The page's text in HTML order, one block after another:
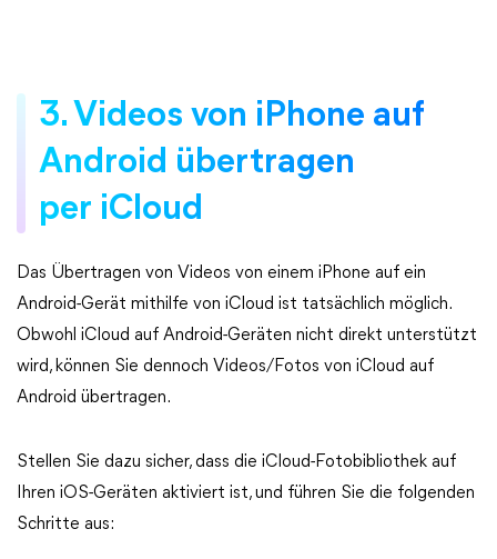
3. Videos von iPhone auf
Android übertragen
per iCloud
Das Übertragen von Videos von einem iPhone auf ein
Android-Gerät mithilfe von iCloud ist tatsächlich möglich.
Obwohl iCloud auf Android-Geräten nicht direkt unterstützt
wird, können Sie dennoch Videos/Fotos von iCloud auf
Android übertragen.
Stellen Sie dazu sicher, dass die iCloud-Fotobibliothek auf
Ihren iOS-Geräten aktiviert ist, und führen Sie die folgenden
Schritte aus: